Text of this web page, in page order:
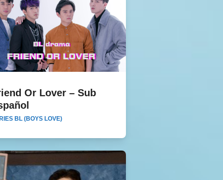
Or Lover – Sub Español
Or Lover – Sub
BL (BOYS LOVE)